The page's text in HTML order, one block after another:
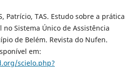
Patrício, TAS. Estudo sobre a prática
Sistema Único de Assistência
de Belém. Revista do Nufen.
em:
scielo.php?